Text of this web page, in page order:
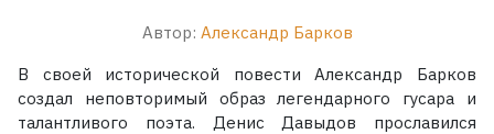
Автор: Александр Барков
В своей исторической повести Александр Барков
создал неповторимый образ легендарного гусара и
талантливого поэта. Денис Давыдов прославился